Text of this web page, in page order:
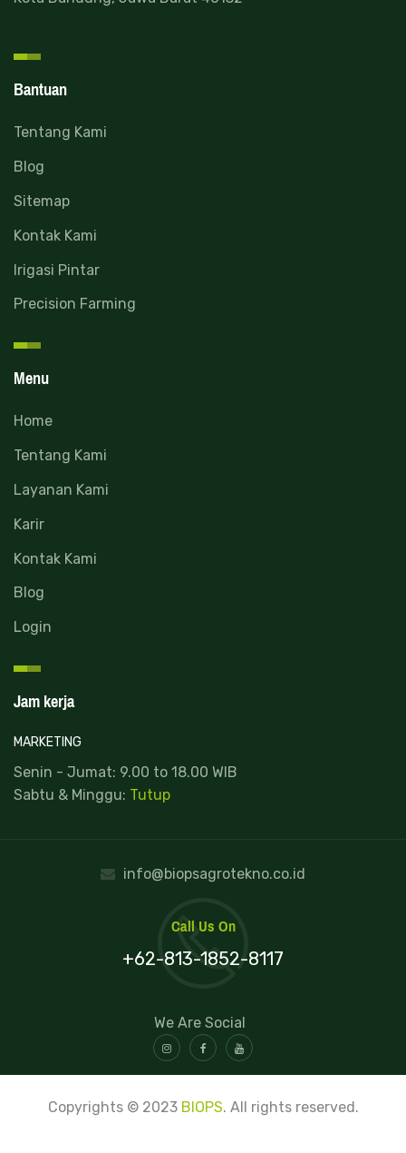
Bantuan
Tentang Kami
Blog
Sitemap
Kontak Kami
Irigasi Pintar
Precision Farming
Menu
Home
Tentang Kami
Layanan Kami
Karir
Kontak Kami
Blog
Login
Jam kerja
MARKETING
Senin - Jumat: 9.00 to 18.00 WIB
Sabtu & Minggu: Tutup
info@biopsagrotekno.co.id
Call Us On
+62-813-1852-8117
We Are Social
Copyrights © 2023 BIOPS. All rights reserved.